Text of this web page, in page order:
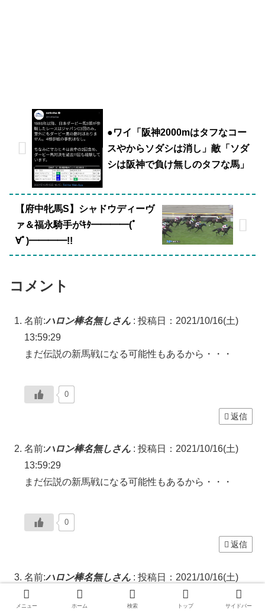
●ワイ「阪神2000mはタフなコー
スやからソダシは消し」敵「ソダ
シは阪神で負け無しのタフな馬」
【府中牝馬S】シャドウディーヴ
ァ＆福永騎手がｷﾀ━━━━(ﾟ
∀ﾟ)━━━━!!
コメント
名前:ハロン棒名無しさん : 投稿日：2021/10/16(土)
13:59:29
まだ伝説の新馬戦になる可能性もあるから・・・
0
返信
名前:ハロン棒名無しさん : 投稿日：2021/10/16(土)
13:59:29
まだ伝説の新馬戦になる可能性もあるから・・・
0
返信
名前:ハロン棒名無しさん : 投稿日：2021/10/16(土)
14:04:32
ライラック強かったな
メニュー ホーム 検索 トップ サイドバー